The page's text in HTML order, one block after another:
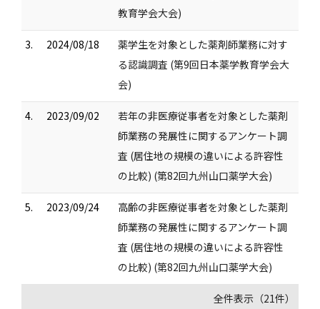
教育学会大会)
3. 2024/08/18
薬学生を対象とした薬剤師業務に対す
る認識調査 (第9回日本薬学教育学会大
会)
4. 2023/09/02
若年の非医療従事者を対象とした薬剤
師業務の発展性に関するアンケート調
査 (居住地の規模の違いによる許容性
の比較) (第82回九州山口薬学大会)
5. 2023/09/24
高齢の非医療従事者を対象とした薬剤
師業務の発展性に関するアンケート調
査 (居住地の規模の違いによる許容性
の比較) (第82回九州山口薬学大会)
全件表示（21件）